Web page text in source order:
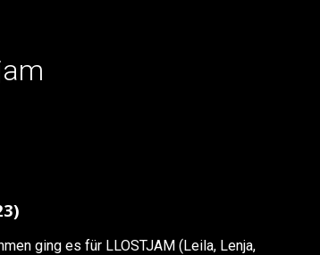
ging es für LLOSTJAM (Leila, Lenja,